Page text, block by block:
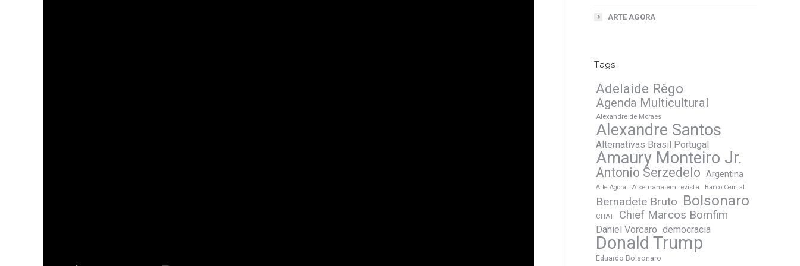
ARTE AGORA
Tags
Adelaide Rêgo
Agenda Multicultural
Alexandre de Moraes
Alexandre Santos
Alternativas Brasil Portugal
Amaury Monteiro Jr.
Antonio Serzedelo Argentina
Arte Agora A semana em revista Banco Central
Bernadete Bruto Bolsonaro
CHAT Chief Marcos Bomfim
Daniel Vorcaro democracia
Donald Trump
Eduardo Bolsonaro